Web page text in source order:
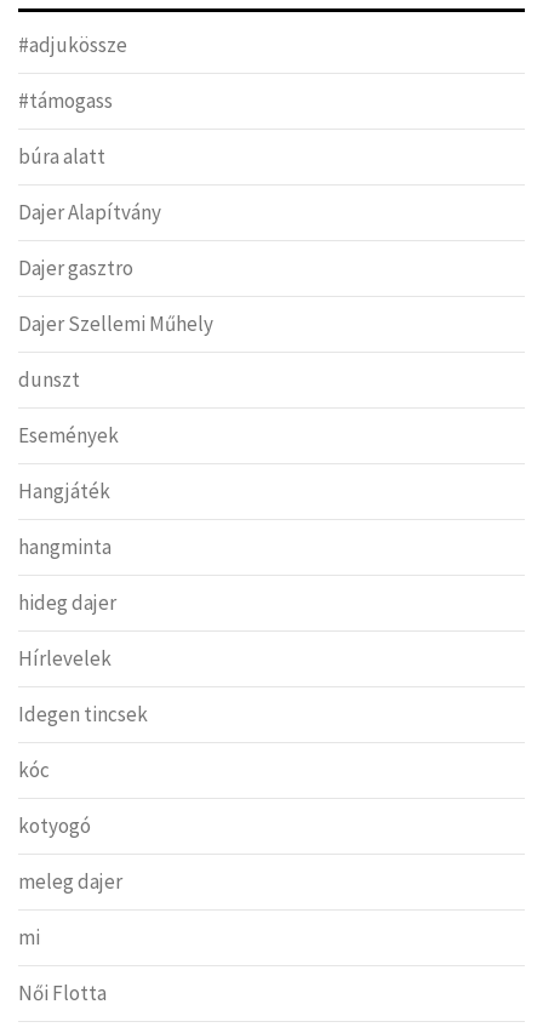
#adjukössze
#támogass
búra alatt
Dajer Alapítvány
Dajer gasztro
Dajer Szellemi Műhely
dunszt
Események
Hangjáték
hangminta
hideg dajer
Hírlevelek
Idegen tincsek
kóc
kotyogó
meleg dajer
mi
Női Flotta